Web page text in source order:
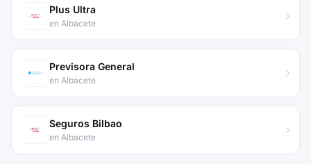
Plus Ultra
en Albacete
Previsora General
en Albacete
Seguros Bilbao
en Albacete